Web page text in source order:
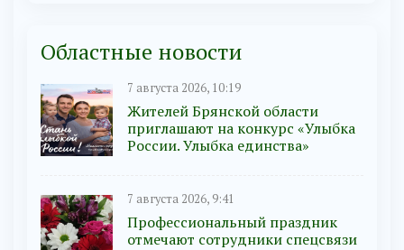
Областные новости
7 августа 2026, 10:19
Жителей Брянской области
приглашают на конкурс «Улыбка
России. Улыбка единства»
7 августа 2026, 9:41
Профессиональный праздник
отмечают сотрудники спецсвязи